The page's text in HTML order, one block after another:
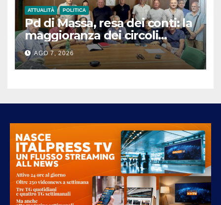
ATTUALITÀ POLITICA
Pd di Massa, resa dei conti: la
maggioranza dei circoli
sfiducia i vertici e chiede un
congresso straordinario
AGO 7, 2026